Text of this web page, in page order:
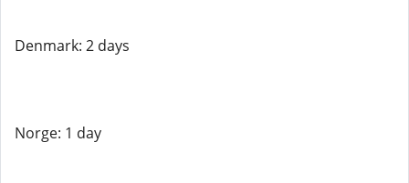
Denmark: 2 days
Norge: 1 day